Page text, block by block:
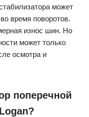
может
время поворотов.
износ шин. Но
может только
осмотра и
поперечной